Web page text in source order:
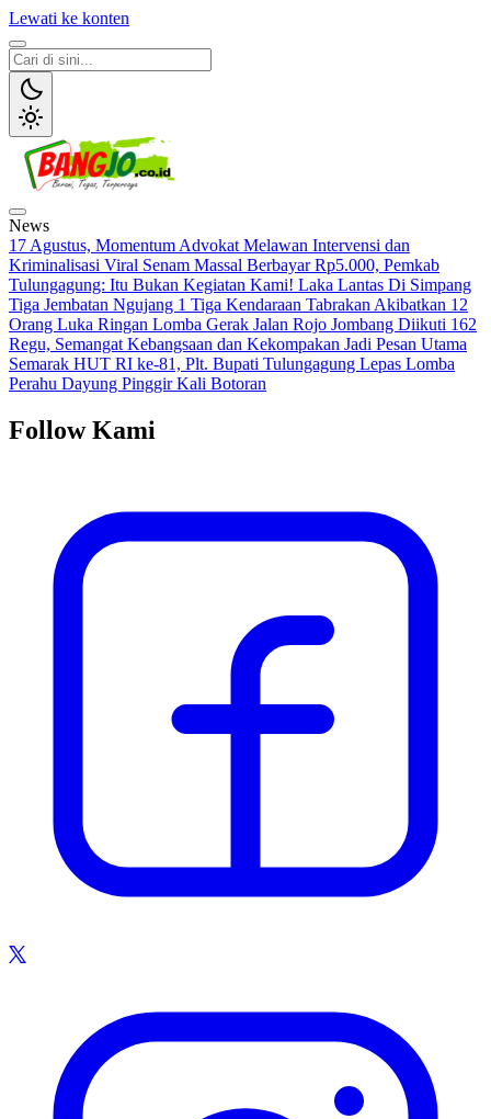
Lewati ke konten
Bangjo.co.id
Berani, Tegas, Terpercaya
News
17 Agustus, Momentum Advokat Melawan Intervensi dan
Kriminalisasi Viral Senam Massal Berbayar Rp5.000, Pemkab
Tulungagung: Itu Bukan Kegiatan Kami! Laka Lantas Di Simpang
Tiga Jembatan Ngujang 1 Tiga Kendaraan Tabrakan Akibatkan 12
Orang Luka Ringan Lomba Gerak Jalan Rojo Jombang Diikuti 162
Regu, Semangat Kebangsaan dan Kekompakan Jadi Pesan Utama
Semarak HUT RI ke-81, Plt. Bupati Tulungagung Lepas Lomba
Perahu Dayung Pinggir Kali Botoran
Follow Kami